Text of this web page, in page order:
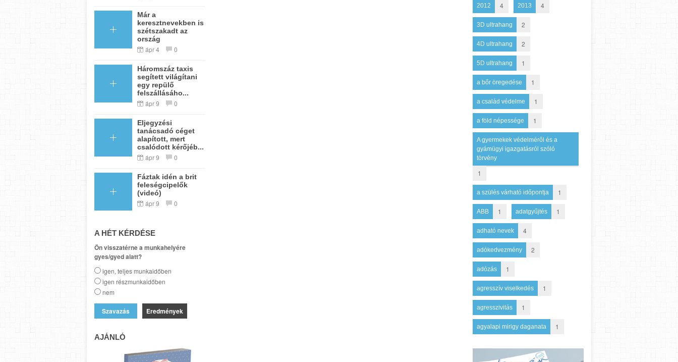
Már a
keresztnevekben is
szétszakadt az
ország
ápr 4 0
Háromszáz taxis
segített világítani
egy repülő
felszállásáho...
ápr 9 0
Eljegyzési
tanácsadó céget
alapított, mert
csalódott kérőjéb...
ápr 9 0
Fáztak idén a brit
feleségcipelők
(videó)
ápr 9 0
A HÉT KÉRDÉSE
Ön visszatérne a munkahelyére
gyes/gyed alatt?
igen, teljes munkaidőben
igen részmunkaidőben
nem
Eredmények
AJÁNLÓ
2012 4 2013 4
3D ultrahang 2
4D ultrahang 2
5D ultrahang 1
a bőr öregedése 1
a család védelme 1
a föld népessége 1
A gyermekek védelméről és a
gyámügyi igazgatásról szóló
törvény
1
a szülés várható időpontja 1
ABB 1 adatgyűjtés 1
adható nevek 4
adókedvezmény 2
adózás 1
agresszív viselkedés 1
agresszivitás 1
agyalapi mirigy daganata 1